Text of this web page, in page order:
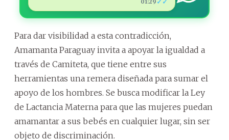
Para dar visibilidad a esta contradicción,
Amamanta Paraguay invita a apoyar la igualdad a
través de Camiteta, que tiene entre sus
herramientas una remera diseñada para sumar el
apoyo de los hombres. Se busca modificar la Ley
de Lactancia Materna para que las mujeres puedan
amamantar a sus bebés en cualquier lugar, sin ser
objeto de discriminación.